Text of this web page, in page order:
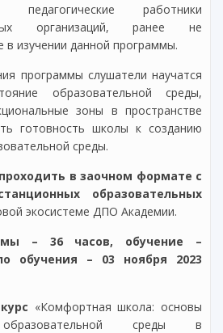
педагогические работники
организаций, ранее не
в изучении данной программы.
программы слушатели научатся
образовательной среды,
зоны в пространстве
готовность школы к созданию
среды.
в заочном формате с
образовательных
экосистеме ДПО Академии.
– 36 часов, обучение –
обучения – 03 ноября 2023
«Комфортная школа: основы
образовательной среды в